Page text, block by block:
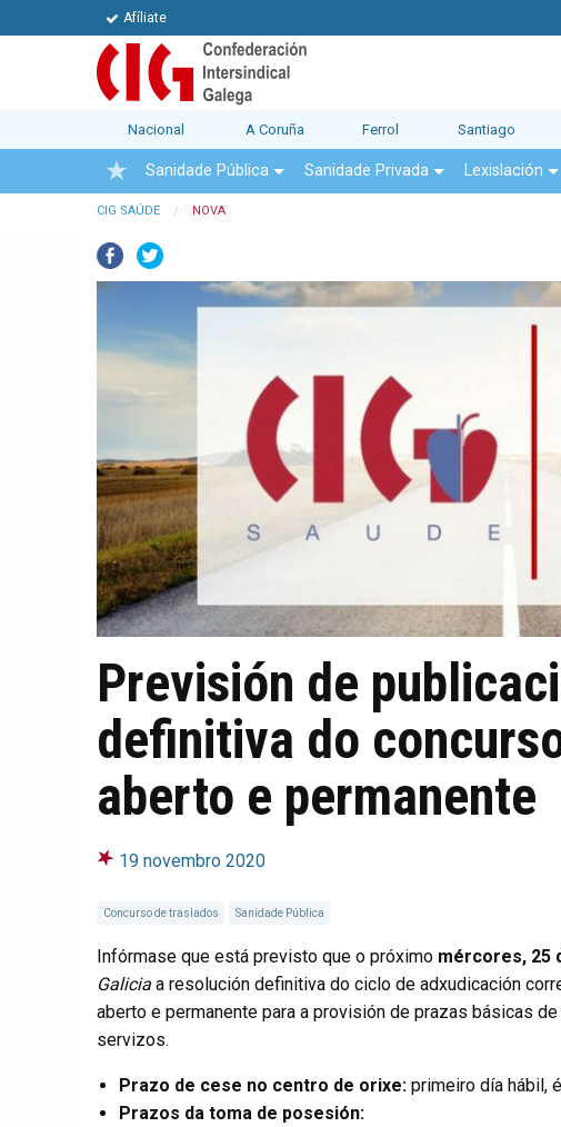
Afíliate
Nacional A Coruña Ferrol Santiago
Sanidade Pública Sanidade Privada Lexislación
CIG SAÚDE NOVA
Facebook
Previsión de
definitiva do
aberto e permanente
19 novembro 2020
Concurso de traslados Sanidade Pública
Infórmase que está previsto que o próximo mércores, 25
Galicia a resolución definitiva do ciclo de adxudicación
aberto e permanente para a provisión de prazas básicas
servizos.
Prazo de cese no centro de orixe: primeiro día hábil,
Prazos da toma de posesión: